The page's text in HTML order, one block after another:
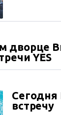
дворце
YES
Сегодня
встречу